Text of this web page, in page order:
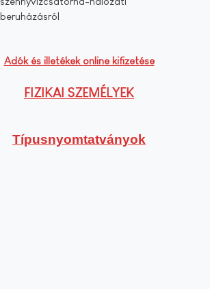
beruházásról
Adók és illetékek online kifizetése
FIZIKAI SZEMÉLYEK
Típusnyomtatványok